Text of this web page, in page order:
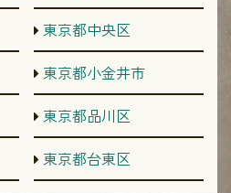
東京都中央区
東京都小金井市
東京都品川区
東京都台東区